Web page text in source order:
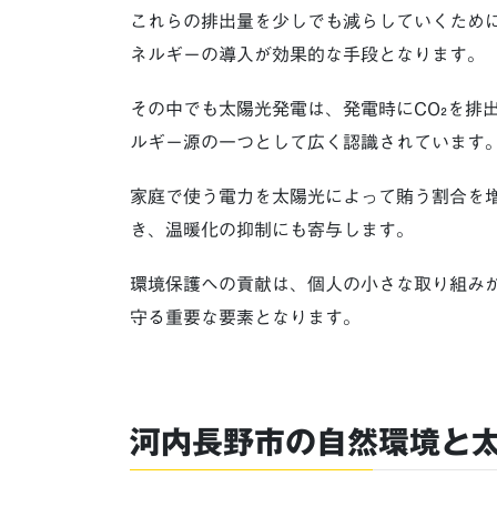
これらの排出量を少しでも減らしていくた
ネルギーの導入が効果的な手段となります。
その中でも太陽光発電は、発電時にCO₂を排
ルギー源の一つとして広く認識されています
家庭で使う電力を太陽光によって賄う割合を
き、温暖化の抑制にも寄与します。
環境保護への貢献は、個人の小さな取り組み
守る重要な要素となります。
河内長野市の自然環境と